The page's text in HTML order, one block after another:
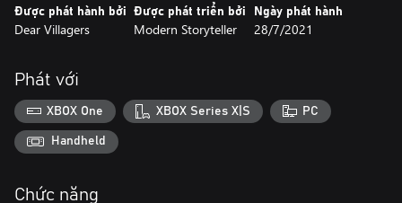
Được phát hành bởi
Dear Villagers
Được phát triển bởi
Modern Storyteller
Ngày phát hành
28/7/2021
Phát với
XBOX One XBOX Series X|S PC
Handheld
Chức năng